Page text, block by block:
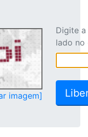
imagem]
Digite
lado no